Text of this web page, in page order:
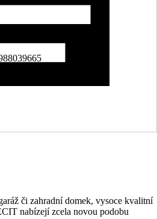
či zahradní domek, vysoce kvalitní
nabízejí zcela novou podobu